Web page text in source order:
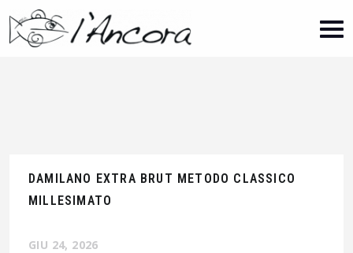
DAMILANO EXTRA BRUT METODO CLASSICO
MILLESIMATO
GIU 24, 2026